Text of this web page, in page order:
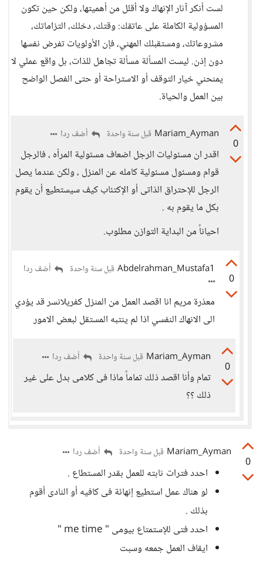
لست أنكر آثار الإنهاك ولا أقلل من أهميتها، ولكن حين تكون
المسؤولية الكاملة على عاتقك: وقتك، دخلك، التزاماتك،
مشروعاتك، ومستقبلك المهني، فإن الأولويات تفرض نفسها
دون إذن. ليست المسألة مسألة تجاهل للذات، بل واقع عملي لا
يمنحني خيار التوقف أو الاستراحة أو حتى الفصل الواضح
بين العمل والحياة.
0
Mariam_Ayman قبل سنة واحدة أضف ردا
اقدر ان مسئوليات الرجل اضعاف مسئولية المرأه ، فالرجل
قوام ومسئول مسئولية كامله عن المنزل ، ولكن عندما يصل
الرجل للإحتراق الذاتى أو الإكتئاب كيف سيستطيع أن يقوم
بكل ما يقوم به .
احياناً من البداية التوازن مطلوب.
0
Abdelrahman_Mustafa1 قبل سنة واحدة أضف ردا
معذرة مريم انا اقصد العمل من المنزل كفريلانسر قد يؤدي
الى الانهاك النفسي اذا لم ينتبه المستقل لبعض الامور
0
Mariam_Ayman قبل سنة واحدة أضف ردا
تمام وأنا اقصد ذلك تماماً ماذا فى كلامى بدل على غير
ذلك ؟؟
0
Mariam_Ayman قبل سنة واحدة أضف ردا
احدد فترات ثابته للعمل بقدر المستطاع .
لو هناك عمل استطيع إنهائة فى كافيه أو النادى أقوم
بذلك .
احدد فتى للإستمتاع بيومى " me time "
ايقاف العمل جمعه وسبت